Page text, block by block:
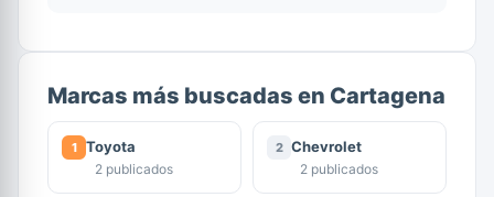
Marcas más buscadas en Cartagena
1 Toyota
2 publicados
2 Chevrolet
2 publicados